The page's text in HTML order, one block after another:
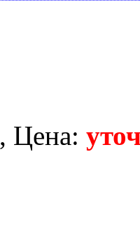
, Цена: